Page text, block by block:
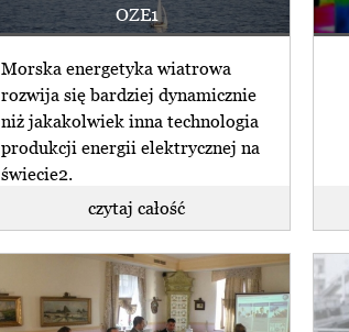
OZE1
Morska energetyka wiatrowa
rozwija się bardziej dynamicznie
niż jakakolwiek inna technologia
produkcji energii elektrycznej na
świecie2.
czytaj całość